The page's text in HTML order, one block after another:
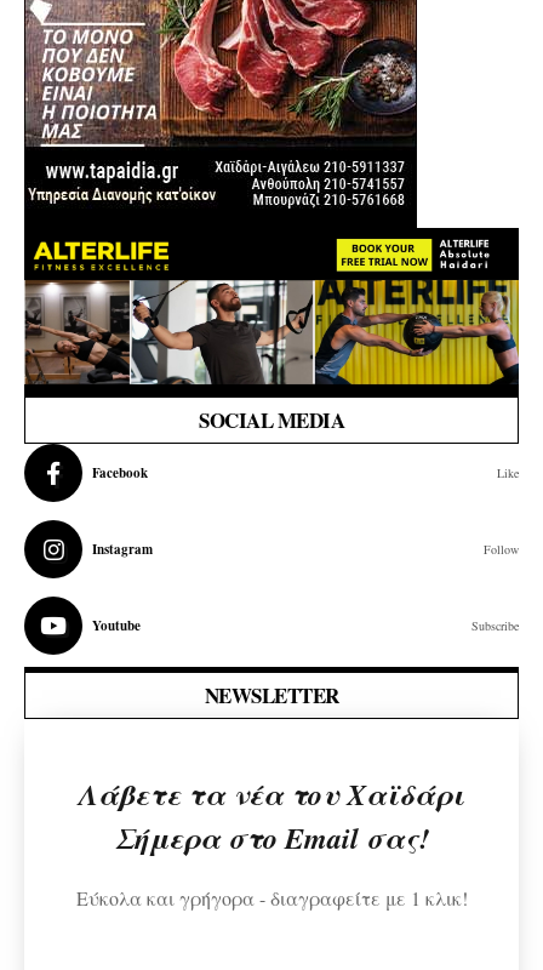
SOCIAL MEDIA
Facebook Like
Instagram Follow
Youtube Subscribe
NEWSLETTER
Λάβετε τα νέα του Χαϊδάρι
Σήμερα στο Email σας!
Εύκολα και γρήγορα - διαγραφείτε με 1 κλικ!